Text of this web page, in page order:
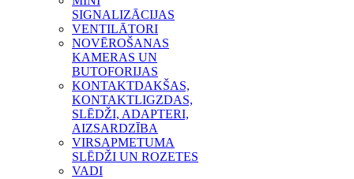
SIGNALIZĀCIJAS
VENTILĀTORI
NOVĒROŠANAS
KAMERAS UN
BUTOFORIJAS
KONTAKTDAKŠAS,
KONTAKTLIGZDAS,
SLĒDŽI, ADAPTERI,
AIZSARDZĪBA
VIRSAPMETUMA
SLĒDŽI UN ROZETES
VADI